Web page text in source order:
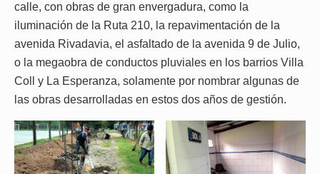
calle, con obras de gran envergadura, como la
iluminación de la Ruta 210, la repavimentación de la
avenida Rivadavia, el asfaltado de la avenida 9 de Julio,
o la megaobra de conductos pluviales en los barrios Villa
Coll y La Esperanza, solamente por nombrar algunas de
las obras desarrolladas en estos dos años de gestión.